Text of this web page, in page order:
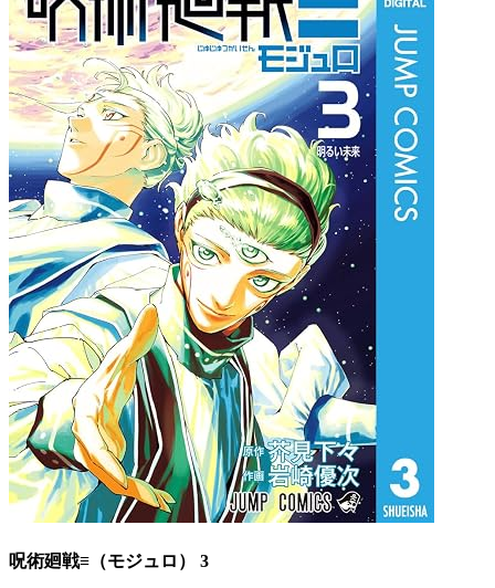
呪術廻戦≡（モジュロ） 3